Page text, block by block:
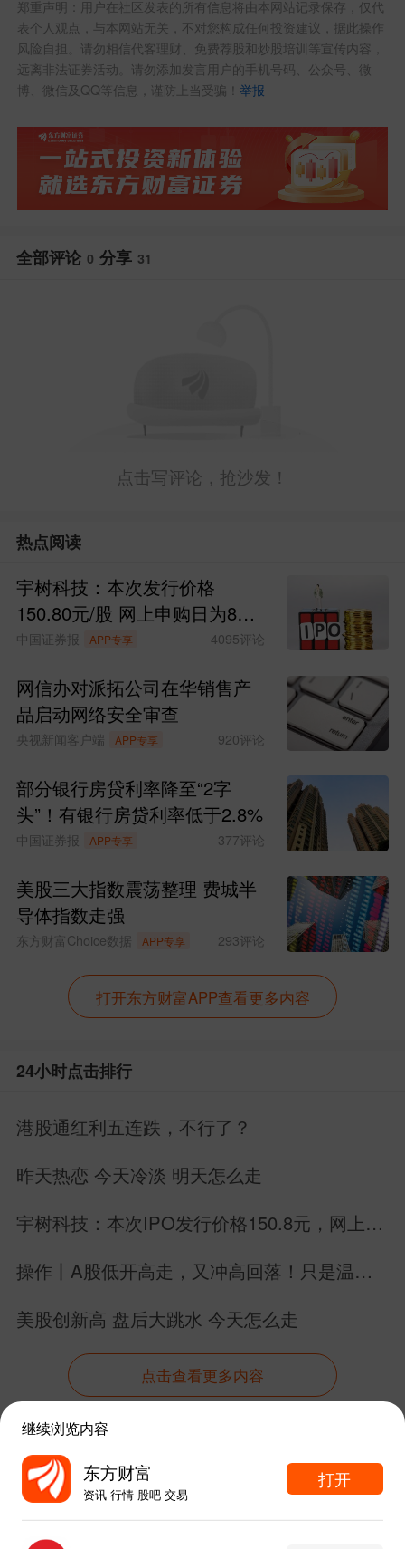
的谁。
欧洲股市周五表现也不行，主要股指
普遍下跌2%左右。
比较有意思的是，这轮美股、日股、
段新高，唯独欧洲股市没有突破。
哦，还有港股。
除了外围股市，还有一个消息影响明
天A股，那就是中美会谈结果，说实话，
不算差。
第一、建立关税沟通机制，双方同意
成立贸易和投资理事会，也就是说以后可
以坐下来商量互降关税，贸易摩擦有了减
有点类似于中美的一个联合仲裁机
构，解决企业之间的摩擦，进而控制两国
经贸矛盾的温度。
以解决大部分微观的企业矛盾，不让矛盾
品、水产品输美受阻，美方牛肉、禽肉入
华不顺，这次都说要实质性解决，对农业
第三、航空产业链合作。 中国买美国
制造、维修相关企业供应链更稳了。
看下来，中规中矩，没有特别超预期
的地方，懂王跑过来的目的也很明确，为
了对付中期选举。
郑重声明：用户在社区发表的所有信息将由本网站记录保存，仅代
表个人观点，与本网站无关，不对您构成任何投资建议，据此操作
风险自担。请勿相信代客理财、免费荐股和炒股培训等宣传内容，
远离非法证券活动。请勿添加发言用户的手机号码、公众号、微
博、微信及QQ等信息，谨防上当受骗！举报
全部评论 0 分享 31
点击写评论，抢沙发！
热点阅读
宇树科技：本次发行价格
150.80元/股 网上申购日为8月
10日
中国证券报 APP专享 4095评论
网信办对派拓公司在华销售产
品启动网络安全审查
央视新闻客户端 APP专享 920评论
部分银行房贷利率降至“2字
头”！有银行房贷利率低于2.8%
中国证券报 APP专享 377评论
美股三大指数震荡整理 费城半
导体指数走强
东方财富Choice数据 APP专享 293评论
打开东方财富APP查看更多内容
24小时点击排行
港股通红利五连跌，不行了？
昨天热恋 今天冷淡 明天怎么走
宇树科技：本次IPO发行价格150.8元，网上申
操作丨A股低开高走，又冲高回落！只是温和
美股创新高 盘后大跳水 今天怎么走
点击查看更多内容
资讯
触屏版
电脑版
东方财富APP内打开
继续浏览内容
东方财富
资讯 行情 股吧 交易
打开